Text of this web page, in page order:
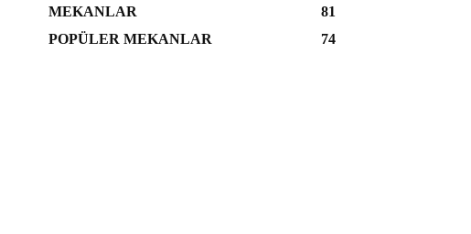
MEKANLAR
81
POPÜLER MEKANLAR
74